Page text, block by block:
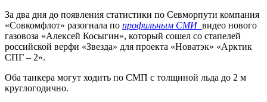
За два дня до появления статистики по Севморпути компания
«Совкомфлот» разогнала по профильным СМИ видео нового
газовоза «Алексей Косыгин», который сошел со стапелей
российской верфи «Звезда» для проекта «Новатэк» «Арктик
СПГ – 2».
Оба танкера могут ходить по СМП с толщиной льда до 2 м
круглогодично.